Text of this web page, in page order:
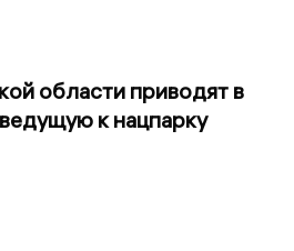
области приводят в
к нацпарку